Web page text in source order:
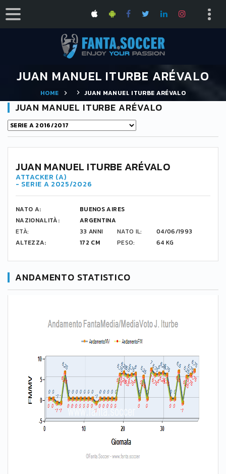
JUAN MANUEL ITURBE ARÉVALO
HOME JUAN MANUEL ITURBE ARÉVALO
JUAN MANUEL ITURBE ARÉVALO
JUAN MANUEL ITURBE ARÉVALO
ATTACKER (A)
- SERIE A 2025/2026
NATO A:
BUENOS AIRES
NAZIONALITÀ:
ARGENTINA
ETÀ:
33 ANNI NATO IL:
04/06/1993
ALTEZZA:
172 CM PESO: 64 KG
ANDAMENTO STATISTICO